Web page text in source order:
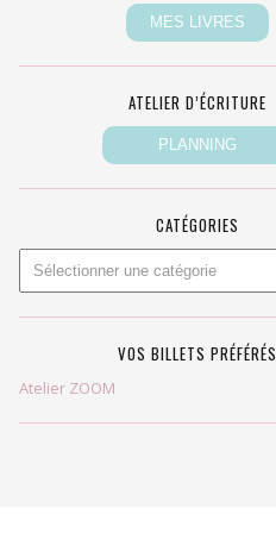
ATELIER D’ÉCRITURE
CATÉGORIES
VOS BILLETS PRÉFÉRÉS
Atelier ZOOM